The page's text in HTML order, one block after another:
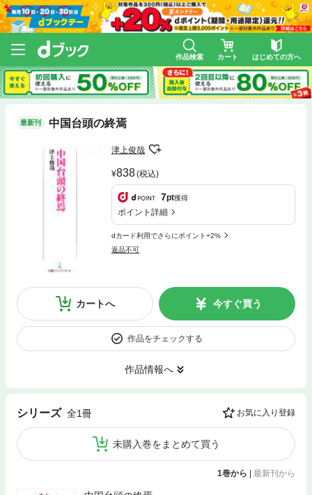
作品検索 カート はじめての方へ
最新刊 中国台頭の終焉
津上俊哉
838(税込)
7pt獲得
ポイント詳細
dカード利用でさらにポイント+2%
返品不可
カートへ 今すぐ買う
作品をチェックする
作品情報へ
シリーズ 全1冊 お気に入り登録
未購入巻をまとめて買う
1巻から 最新刊から